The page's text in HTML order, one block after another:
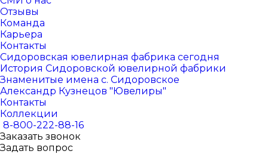
Отзывы
Команда
Карьера
Контакты
Сидоровская ювелирная фабрика сегодня
История Сидоровской ювелирной фабрики
Знаменитые имена с. Сидоровское
Александр Кузнецов "Ювелиры"
Контакты
Коллекции
8-800-222-88-16
Заказать звонок
Задать вопрос